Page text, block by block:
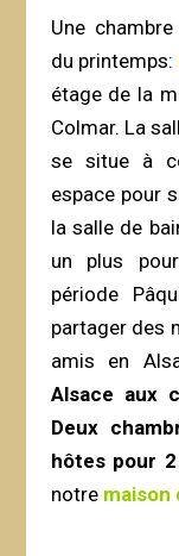
Une
du printemps:
étage de la
Colmar. La
se situe à
espace pour
la salle de
un plus
période
partager des
amis en
Alsace aux
Deux
hôtes pour
notre maison